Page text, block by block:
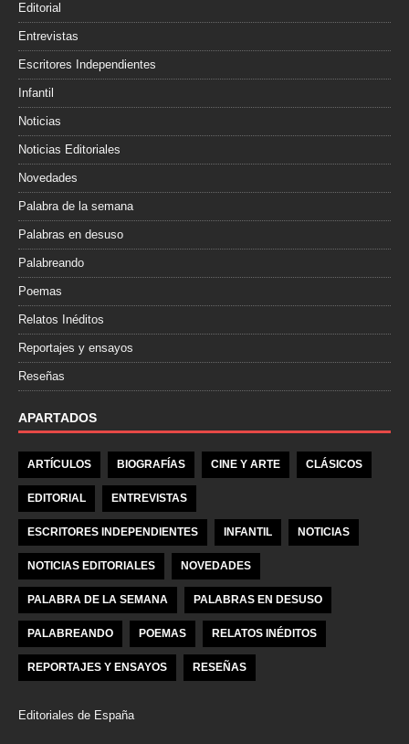
Editorial
Entrevistas
Escritores Independientes
Infantil
Noticias
Noticias Editoriales
Novedades
Palabra de la semana
Palabras en desuso
Palabreando
Poemas
Relatos Inéditos
Reportajes y ensayos
Reseñas
APARTADOS
ARTÍCULOS BIOGRAFÍAS CINE Y ARTE CLÁSICOS
EDITORIAL ENTREVISTAS
ESCRITORES INDEPENDIENTES INFANTIL NOTICIAS
NOTICIAS EDITORIALES NOVEDADES
PALABRA DE LA SEMANA PALABRAS EN DESUSO
PALABREANDO POEMAS RELATOS INÉDITOS
REPORTAJES Y ENSAYOS RESEÑAS
Editoriales de España